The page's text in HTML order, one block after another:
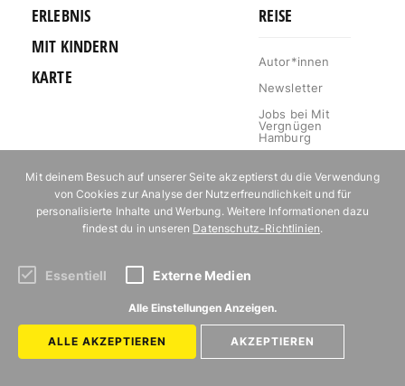
ERLEBNIS
MIT KINDERN
KARTE
REISE
Autor*innen
Newsletter
Jobs bei Mit
Vergnügen
Hamburg
Mediakit
Impressum
Abonniere unseren Newsletter!
Mit deinem Besuch auf unserer Seite akzeptierst du die Verwendung
von Cookies zur Analyse der Nutzerfreundlichkeit und für
personalisierte Inhalte und Werbung. Weitere Informationen dazu
findest du in unseren Datenschutz-Richtlinien.
Essentiell Externe Medien
Alle Einstellungen Anzeigen.
ALLE AKZEPTIEREN AKZEPTIEREN